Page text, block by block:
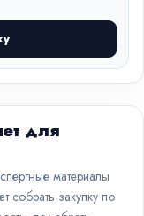
для
материалы
собрать закупку по